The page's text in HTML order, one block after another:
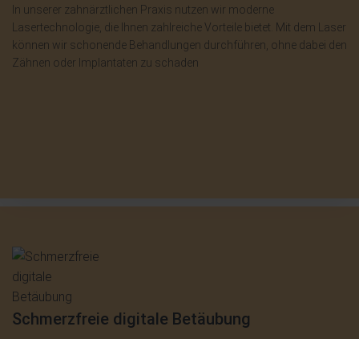
In unserer zahnärztlichen Praxis nutzen wir moderne
Lasertechnologie, die Ihnen zahlreiche Vorteile bietet. Mit dem Laser
können wir schonende Behandlungen durchführen, ohne dabei den
Zähnen oder Implantaten zu schaden
Schmerzfreie digitale Betäubung